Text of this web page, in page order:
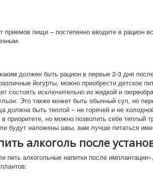
приемов пищи – постепенно вводите в
должен быть рацион в первые 2-3 дня
йогурты, можно приобрести детское
состоять исключительно из жидкой и
Это также может быть обычный суп, но
должна быть теплой – не горячей и не
приоритете, но можно позволить себе теплый
будут наложены швы, вам лучше питаться
алкоголь после
пить алкогольные напитки после